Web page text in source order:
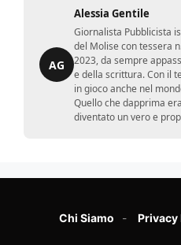
AG
Alessia Gentile
Giornalista Pubblicista
del Molise con tessera
2023, da sempre
e della scrittura. Con il
in gioco anche nel
Quello che dapprima
diventato un vero e
Chi Siamo Privacy